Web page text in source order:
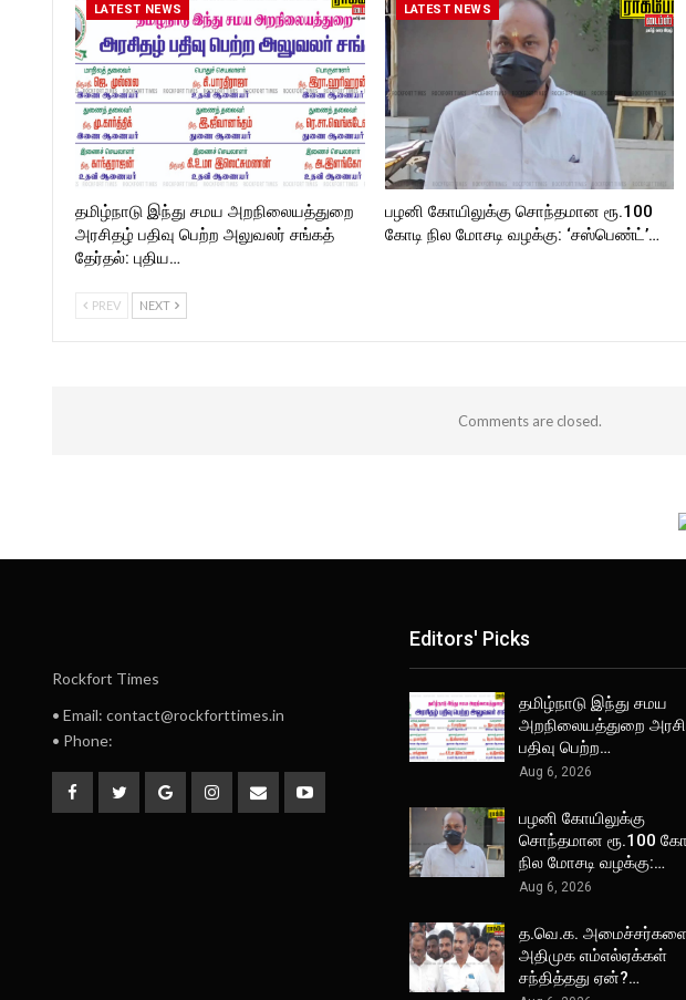
LATEST NEWS
தமிழ்நாடு இந்து சமய அறநிலையத்துறை
அரசிதழ் பதிவு பெற்ற அலுவலர் சங்கத்
தேர்தல்: புதிய…
LATEST NEWS
பழனி கோயிலுக்கு சொந்தமான ரூ.100
கோடி நில மோசடி வழக்கு: ‘சஸ்பெண்ட்’…
PREV NEXT
Comments are closed.
Rockfort Times
• Email: contact@rockforttimes.in
• Phone:
Editors' Picks
தமிழ்நாடு இந்து சமய
அறநிலையத்துறை
பதிவு பெற்ற…
Aug 6, 2026
பழனி கோயிலுக்கு
சொந்தமான ரூ.100
நில மோசடி வழக்கு:…
Aug 6, 2026
த.வெ.க.
அதிமுக எம்எல்ஏக்கள்
சந்தித்தது ஏன்?…